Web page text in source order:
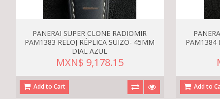
PANERAI SUPER CLONE RADIOMIR
PAM1383 RELOJ RÉPLICA SUIZO- 45MM
DIAL AZUL
MXN$ 9,178.15
Add to Cart
PAM1384
Add to